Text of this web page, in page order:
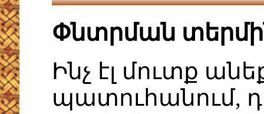
Փնտրման
Ինչ էլ մուտք
պատուհանում,